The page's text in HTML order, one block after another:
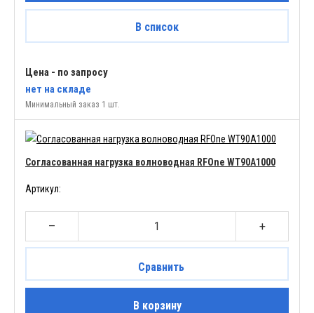
Минимальный заказ 1 шт.
В список
Цена - по запросу
нет на складе
Согласованная нагрузка волноводная RFOne WT90A1000
Артикул:
– +
Сравнить
В корзину